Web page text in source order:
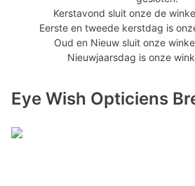
Kerstavond sluit onze de
Eerste en tweede kerstdag is
Oud en Nieuw sluit onze
Nieuwjaarsdag is onze
Eye Wish Opticiens